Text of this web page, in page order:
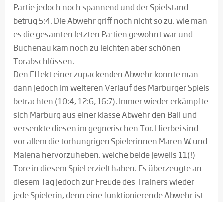
Partie jedoch noch spannend und der Spielstand
betrug 5:4. Die Abwehr griff noch nicht so zu, wie man
es die gesamten letzten Partien gewohnt war und
Buchenau kam noch zu leichten aber schönen
Torabschlüssen.
Den Effekt einer zupackenden Abwehr konnte man
dann jedoch im weiteren Verlauf des Marburger Spiels
betrachten (10:4, 12:6, 16:7). Immer wieder erkämpfte
sich Marburg aus einer klasse Abwehr den Ball und
versenkte diesen im gegnerischen Tor. Hierbei sind
vor allem die torhungrigen Spielerinnen Maren W. und
Malena hervorzuheben, welche beide jeweils 11(!)
Tore in diesem Spiel erzielt haben. Es überzeugte an
diesem Tag jedoch zur Freude des Trainers wieder
jede Spielerin, denn eine funktionierende Abwehr ist